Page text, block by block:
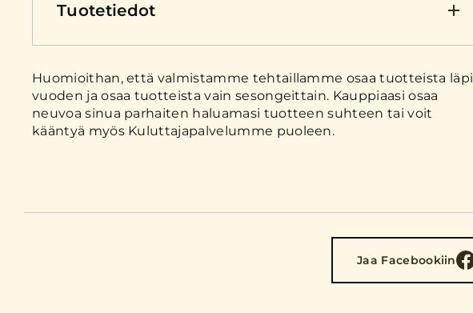
Tuotetiedot
Huomioithan, että valmistamme tehtaillamme osaa tuotteista läpi
vuoden ja osaa tuotteista vain sesongeittain. Kauppiaasi osaa
neuvoa sinua parhaiten haluamasi tuotteen suhteen tai voit
kääntyä myös Kuluttajapalvelumme puoleen.
Jaa Facebookiin